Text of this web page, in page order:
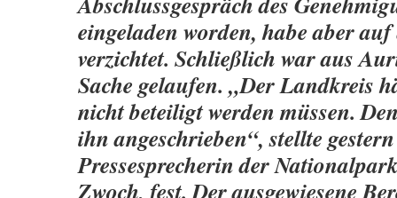
eingeladen worden, habe aber
verzichtet. Schließlich war aus
Sache gelaufen. „Der Landkreis
nicht beteiligt werden müssen.
ihn angeschrieben“, stellte
Pressesprecherin der
Zwoch, fest. Der ausgewiesene